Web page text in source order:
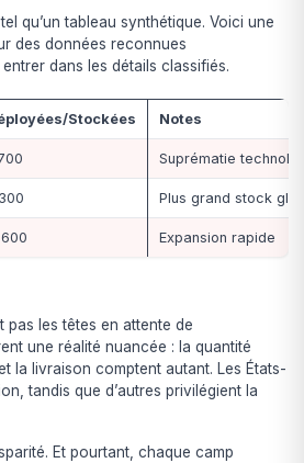
qu’un tableau synthétique. Voici une
des données reconnues
dans les détails classifiés.
Stockées Notes
Suprématie
Plus grand stock
Expansion rapide
pas les têtes en attente de
une réalité nuancée : la quantité
la livraison comptent autant. Les États-
tandis que d’autres privilégient la
Et pourtant, chaque camp